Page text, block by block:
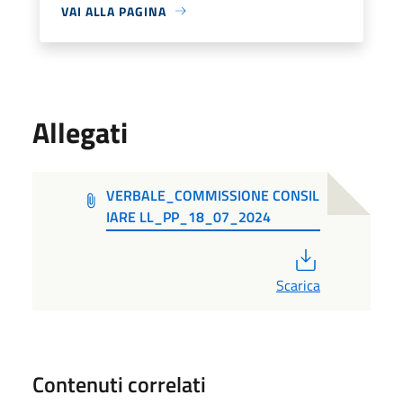
VAI ALLA PAGINA
Allegati
VERBALE_COMMISSIONE CONSIL
IARE LL_PP_18_07_2024
Scarica
Contenuti correlati